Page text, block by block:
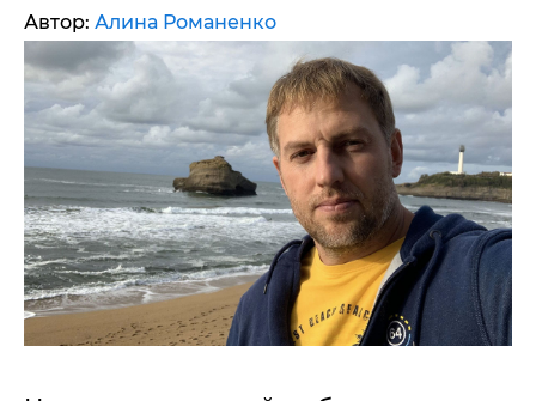
Автор: Алина Романенко